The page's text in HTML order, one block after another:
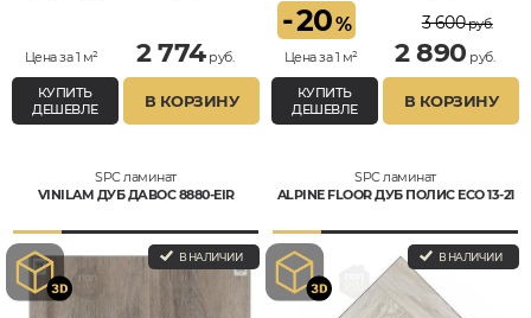
Цена за 1 м² 2 774руб.
КУПИТЬ
ДЕШЕВЛЕ
В КОРЗИНУ
-20%
Цена за 1 м²
3 600руб.
2 890 руб.
КУПИТЬ
ДЕШЕВЛЕ
В КОРЗИНУ
SPC ламинат
VINILAM ДУБ ДАВОС 8880-EIR
В НАЛИЧИИ
SPC ламинат
ALPINE FLOOR ДУБ ПОЛИС ECO 13-21
В НАЛИЧИИ